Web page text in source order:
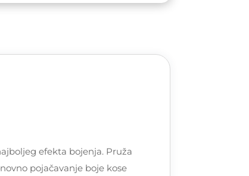
efekta bojenja. Pruža
pojačavanje boje kose